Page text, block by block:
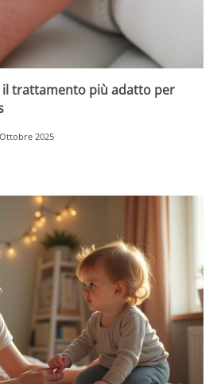
trattamento più adatto per
2025